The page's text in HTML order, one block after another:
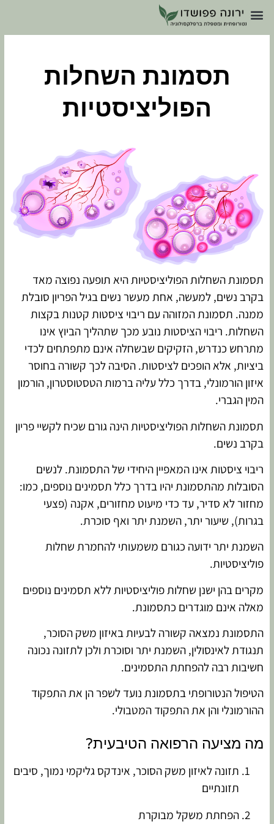
תסמונת השחלות
הפוליציסטיות
תסמונת השחלות הפוליציסטיות היא תופעה נפוצה מאד
בקרב נשים, למעשה, אחת מעשר נשים בגיל הפריון סובלת
ממנה. תסמונת המזוהה עם ריבוי ציסטות קטנות בקצות
השחלות. ריבוי הציסטות נובע מכך שתהליך הביוץ אינו
מתרחש כנדרש, הזקיקים שבשחלה אינם מתפתחים לכדי
ביציות, אלא הופכים לציסטות. הסיבה לכך קשורה בחוסר
איזון הורמונלי, בדרך כלל עליה ברמות הטסטוסטרון, הורמון
המין הגברי.
תסמונת השחלות הפוליציסטיות הינה גורם שכיח לקשיי פריון
בקרב נשים.
ריבוי ציסטות אינו המאפיין היחידי של התסמונת. לנשים
הסובלות מהתסמונת יהיו בדרך כלל תסמינים נוספים, כמו:
מחזור לא סדיר, עד כדי מיעוט מחזורים, אקנה (פצעי
בגרות), שיעור יתר, השמנת יתר ואף סוכרת.
השמנת יתר ידועה כגורם משמעותי להחמרת שחלות
פוליציסטיות.
מקרים בהן ישנן שחלות פוליציסטיות ללא תסמינים נוספים
מאלה אינם מוגדרים כתסמונת.
התסמונת נמצאה קשורה לבעיות באיזון משק הסוכר,
תנגודת לאינסולין, השמנת יתר וסוכרת ולכן לתזונה נכונה
חשיבות רבה להפחתת התסמינים.
הטיפול הנטורופתי בתסמונת נועד לשפר הן את התפקוד
ההורמונלי והן את התפקוד המטבולי.
מה מציעה הרפואה הטיבעית?
תזונה לאיזון משק הסוכר, אינדקס גליקמי נמוך, סיבים
תזונתיים
הפחתת משקל מבוקרת